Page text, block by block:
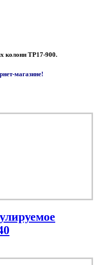
колонн TP17-900.
магазине!